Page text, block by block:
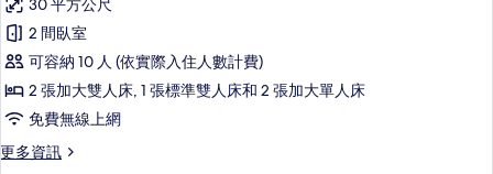
片
煙
房,
花
園
景
觀
床,
非
吸
煙
房,
花
園
景
豪
華
客
房,
間
30 平方公尺
2 間臥室
可容納 10 人 (依實際入住人數計費)
2 張加大雙人床, 1 張標準雙人床和 2 張加大單人床
免費無線上網
更多資訊
更